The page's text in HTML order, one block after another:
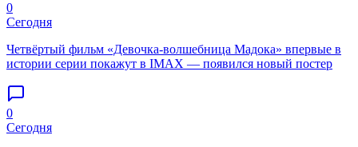
0
Сегодня
Четвёртый фильм «Девочка-волшебница Мадока» впервые в
истории серии покажут в IMAX — появился новый постер
0
Сегодня